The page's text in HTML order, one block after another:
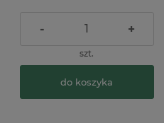
- +
szt.
do koszyka